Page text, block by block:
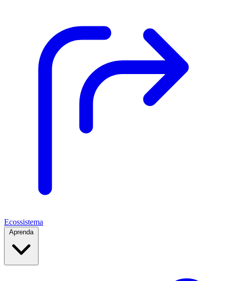
Ecossistema
Aprenda